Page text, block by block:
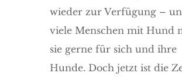
wieder zur Verfügung –
viele Menschen mit Hund
sie gerne für sich und ihre
Hunde. Doch jetzt ist die